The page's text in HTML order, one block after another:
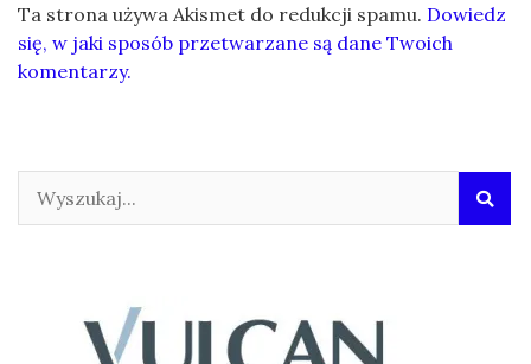
Ta strona używa Akismet do redukcji spamu. Dowiedz
się, w jaki sposób przetwarzane są dane Twoich
komentarzy.